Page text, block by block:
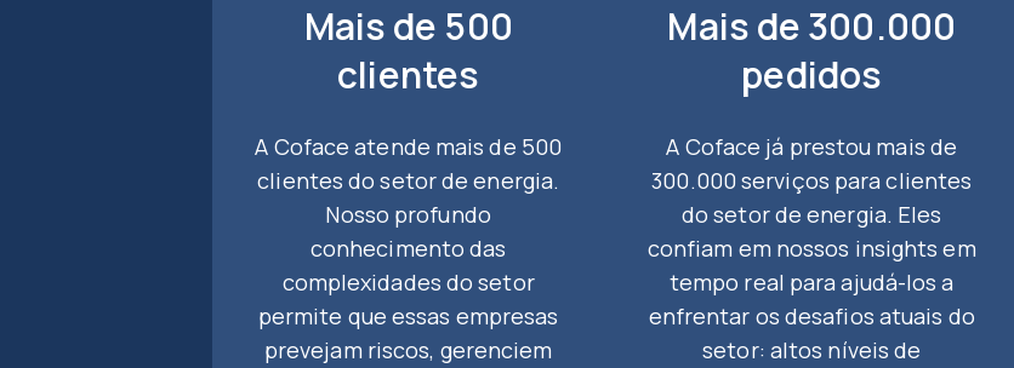
Mais de 500
clientes
A Coface atende mais de 500
clientes do setor de energia.
Nosso profundo
conhecimento das
complexidades do setor
permite que essas empresas
prevejam riscos, gerenciem
Mais de 300.000
pedidos
A Coface já prestou mais de
300.000 serviços para clientes
do setor de energia. Eles
confiam em nossos insights em
tempo real para ajudá-los a
enfrentar os desafios atuais do
setor: altos níveis de